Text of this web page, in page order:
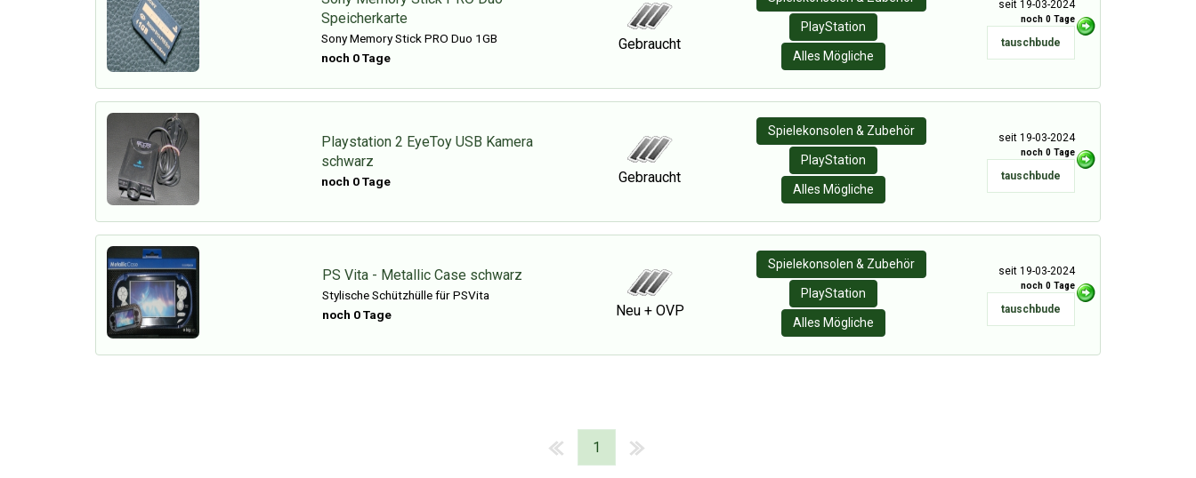
Speicherkarte
Sony Memory Stick PRO Duo 1GB
noch 0 Tage
Gebraucht
PlayStation
Alles Mögliche
seit 19-03-2024
noch 0 Tage
tauschbude
Playstation 2 EyeToy USB Kamera
schwarz
noch 0 Tage Gebraucht
Spielekonsolen & Zubehör
PlayStation
Alles Mögliche
seit 19-03-2024
noch 0 Tage
tauschbude
PS Vita - Metallic Case schwarz
Stylische Schützhülle für PSVita
noch 0 Tage
Neu + OVP
Spielekonsolen & Zubehör
PlayStation
Alles Mögliche
seit 19-03-2024
noch 0 Tage
tauschbude
1